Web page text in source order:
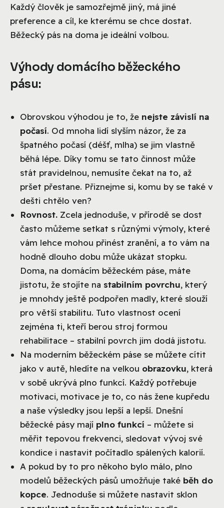
Každý člověk je samozřejmě jiný, má jiné
preference a cíl, ke kterému se chce dostat.
Běžecký pás na doma je ideální volbou.
Výhody domácího běžeckého
pásu:
Obrovskou výhodou je to, že nejste závislí na
počasí. Od mnoha lidí slyším názor, že za
špatného počasí (déšť, mlha) se jim vlastně
běhá lépe. Díky tomu se tato činnost může
stát pravidelnou, nemusíte čekat na to, až
pršet přestane. Přiznejme si, komu by se také v
dešti chtělo ven?
Rovnost. Zcela jednoduše, v přírodě se dost
často můžeme setkat s různými výmoly, které
vám lehce mohou přinést zranění, a to vám na
hodně dlouho dobu může ukázat stopku.
Doma, na domácím běžeckém páse, máte
jistotu, že stojíte na stabilním povrchu, který
je mnohdy ještě podpořen madly, které slouží
pro větší stabilitu. Tuto vlastnost ocení
zejména ti, kteří berou stroj formou
rehabilitace – stabilní povrch jim dodá jistotu.
Na moderním běžeckém páse se můžete cítit
jako v autě, hledíte na velkou obrazovku, která
v sobě ukrývá plno funkcí. Každý potřebuje
motivaci, motivace je to, co nás žene kupředu
a naše výsledky jsou lepší a lepší. Dnešní
běžecké pásy mají plno funkcí – můžete si
měřit tepovou frekvenci, sledovat vývoj své
kondice i nastavit počítadlo spálených kalorií.
A pokud by to pro někoho bylo málo, plno
modelů běžeckých pásů umožňuje také běh do
kopce. Jednoduše si můžete nastavit sklon